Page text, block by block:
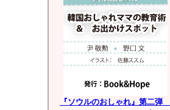
『ソウルのおしゃれ』第二弾